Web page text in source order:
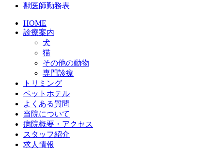
獣医師勤務表
HOME
診療案内
犬
猫
その他の動物
専門診療
トリミング
ペットホテル
よくある質問
当院について
病院概要・アクセス
スタッフ紹介
求人情報